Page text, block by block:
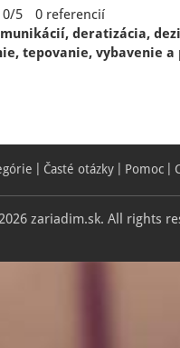
0/5
0 referencií
deratizácia,
tepovanie, vybavenie
Časté otázky Pomoc
zariadim.sk. All rights